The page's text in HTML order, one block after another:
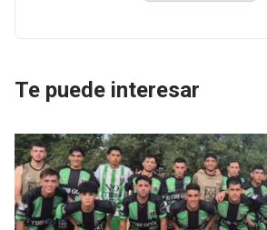
Te puede interesar